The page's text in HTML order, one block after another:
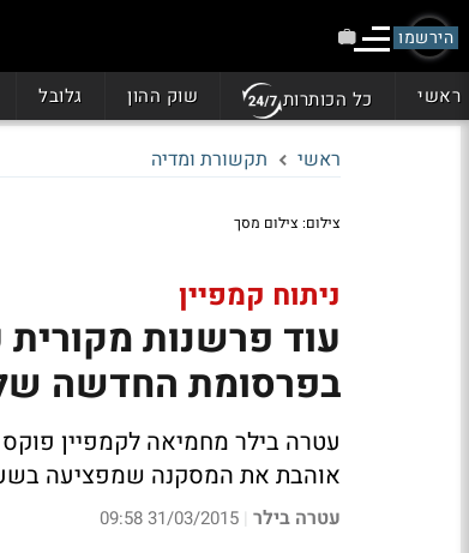
הירשמו
ראשי כל הכותרות שוק ההון גלובל
ראשי תקשורת ומדיה
צילום: צילום מסך
ניתוח קמפיין
עוד פרשנות
בפרסומת החדשה
עטרה בילר מחמיאה לקמפיין
אוהבת את המסקנה שמפציעה
עטרה בילר |
31/03/2015 09:58